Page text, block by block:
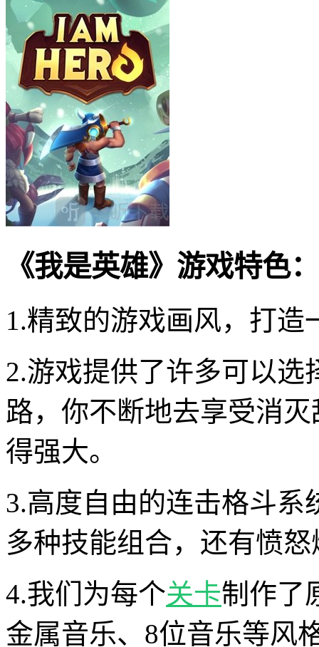
《我是英雄》游戏特色：
1.精致的游戏画风，打
2.游戏提供了许多可以
路，你不断地去享受消
得强大。
3.高度自由的连击格斗
多种技能组合，还有愤
4.我们为每个关卡制作了
金属音乐、8位音乐等风